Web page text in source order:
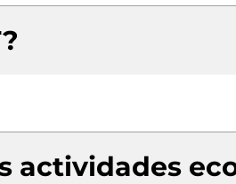
actividades